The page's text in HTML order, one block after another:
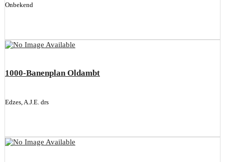
Onbekend
1000-Banenplan Oldambt
Edzes, A.J.E. drs